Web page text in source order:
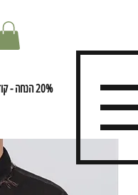
20% הנחה - קוד קופון: MC2